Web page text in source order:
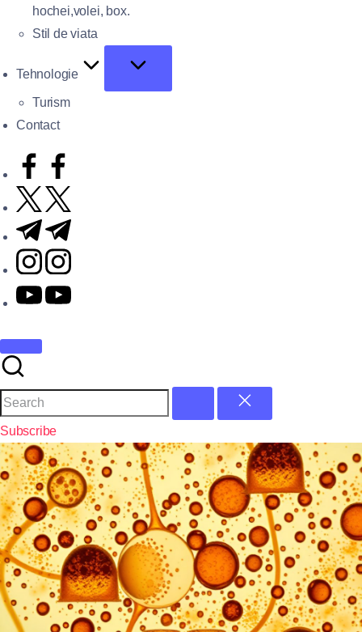
hochei,volei, box.
Stil de viata
Tehnologie
Turism
Contact
Subscribe